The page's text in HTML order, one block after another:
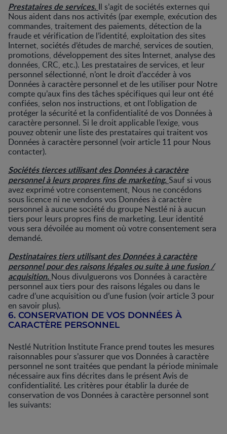
Prestataires de services. Il s’agit de sociétés externes qui
Nous aident dans nos activités (par exemple, exécution des
commandes, traitement des paiements, détection de la
fraude et vérification de l’identité, exploitation des sites
Internet, sociétés d’études de marché, services de soutien,
promotions, développement des sites Internet, analyse des
données, CRC, etc.). Les prestataires de services, et leur
personnel sélectionné, n’ont le droit d’accéder à vos
Données à caractère personnel et de les utiliser pour Notre
compte qu’aux fins des tâches spécifiques qui leur ont été
confiées, selon nos instructions, et ont l’obligation de
protéger la sécurité et la confidentialité de vos Données à
caractère personnel. Si le droit applicable l’exige, vous
pouvez obtenir une liste des prestataires qui traitent vos
Données à caractère personnel (voir article 11 pour Nous
contacter).
Sociétés tierces utilisant des Données à caractère
personnel à leurs propres fins de marketing.Sauf si vous
avez exprimé votre consentement, Nous ne concédons
sous licence ni ne vendons vos Données à caractère
personnel à aucune société du groupe Nestlé ni à aucun
tiers pour leurs propres fins de marketing. Leur identité
vous sera dévoilée au moment où votre consentement sera
demandé.
Destinataires tiers utilisant des Données à caractère
personnel pour des raisons légales ou suite à une fusion /
acquisition. Nous divulguerons vos Données à caractère
personnel aux tiers pour des raisons légales ou dans le
cadre d’une acquisition ou d’une fusion (voir article 3 pour
en savoir plus).
6. CONSERVATION DE VOS DONNÉES À
CARACTÈRE PERSONNEL
Nestlé Nutrition Institute France prend toutes les mesures
raisonnables pour s’assurer que vos Données à caractère
personnel ne sont traitées que pendant la période minimale
nécessaire aux fins décrites dans le présent Avis de
confidentialité. Les critères pour établir la durée de
conservation de vos Données à caractère personnel sont
les suivants: